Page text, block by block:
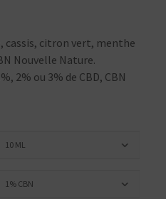
cassis, citron vert, menthe
Nouvelle Nature.
2% ou 3% de CBD, CBN
10 ML
1% CBN